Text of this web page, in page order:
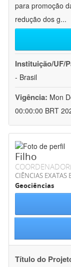
para promoção
redução dos g...
Instituição/UF/
- Brasil
Vigência: Mon
00:00:00 BRT
Filho
CIÊNCIAS EXATAS
Geociências
Título do